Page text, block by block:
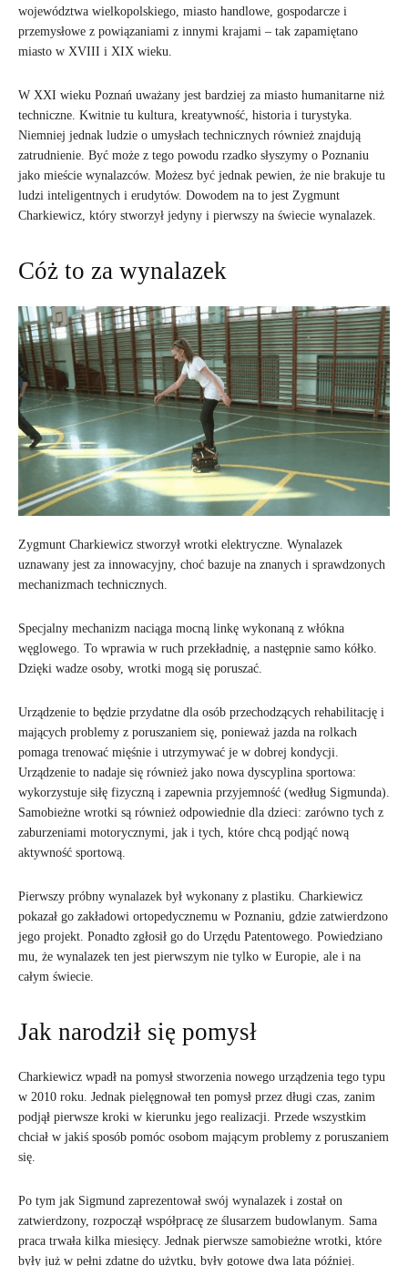
województwa wielkopolskiego, miasto handlowe, gospodarcze i
przemysłowe z powiązaniami z innymi krajami – tak zapamiętano
miasto w XVIII i XIX wieku.
W XXI wieku Poznań uważany jest bardziej za miasto humanitarne niż
techniczne. Kwitnie tu kultura, kreatywność, historia i turystyka.
Niemniej jednak ludzie o umysłach technicznych również znajdują
zatrudnienie. Być może z tego powodu rzadko słyszymy o Poznaniu
jako mieście wynalazców. Możesz być jednak pewien, że nie brakuje tu
ludzi inteligentnych i erudytów. Dowodem na to jest Zygmunt
Charkiewicz, który stworzył jedyny i pierwszy na świecie wynalazek.
Cóż to za wynalazek
Zygmunt Charkiewicz stworzył wrotki elektryczne. Wynalazek
uznawany jest za innowacyjny, choć bazuje na znanych i sprawdzonych
mechanizmach technicznych.
Specjalny mechanizm naciąga mocną linkę wykonaną z włókna
węglowego. To wprawia w ruch przekładnię, a następnie samo kółko.
Dzięki wadze osoby, wrotki mogą się poruszać.
Urządzenie to będzie przydatne dla osób przechodzących rehabilitację i
mających problemy z poruszaniem się, ponieważ jazda na rolkach
pomaga trenować mięśnie i utrzymywać je w dobrej kondycji.
Urządzenie to nadaje się również jako nowa dyscyplina sportowa:
wykorzystuje siłę fizyczną i zapewnia przyjemność (według Sigmunda).
Samobieżne wrotki są również odpowiednie dla dzieci: zarówno tych z
zaburzeniami motorycznymi, jak i tych, które chcą podjąć nową
aktywność sportową.
Pierwszy próbny wynalazek był wykonany z plastiku. Charkiewicz
pokazał go zakładowi ortopedycznemu w Poznaniu, gdzie zatwierdzono
jego projekt. Ponadto zgłosił go do Urzędu Patentowego. Powiedziano
mu, że wynalazek ten jest pierwszym nie tylko w Europie, ale i na
całym świecie.
Jak narodził się pomysł
Charkiewicz wpadł na pomysł stworzenia nowego urządzenia tego typu
w 2010 roku. Jednak pielęgnował ten pomysł przez długi czas, zanim
podjął pierwsze kroki w kierunku jego realizacji. Przede wszystkim
chciał w jakiś sposób pomóc osobom mającym problemy z poruszaniem
się.
Po tym jak Sigmund zaprezentował swój wynalazek i został on
zatwierdzony, rozpoczął współpracę ze ślusarzem budowlanym. Sama
praca trwała kilka miesięcy. Jednak pierwsze samobieżne wrotki, które
były już w pełni zdatne do użytku, były gotowe dwa lata później.